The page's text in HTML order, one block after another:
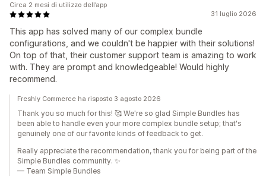
31 luglio 2026
This app has solved many of our complex bundle
configurations, and we couldn't be happier with their solutions!
On top of that, their customer support team is amazing to work
with. They are prompt and knowledgeable! Would highly
recommend.
Circa 2 mesi di utilizzo dell’app
Freshly Commerce ha risposto 3 agosto 2026
Thank you so much for this! 🥰 We're so glad Simple Bundles has
been able to handle even your more complex bundle setup; that's
genuinely one of our favorite kinds of feedback to get.
Really appreciate the recommendation, thank you for being part of the
Simple Bundles community. ✨
— Team Simple Bundles